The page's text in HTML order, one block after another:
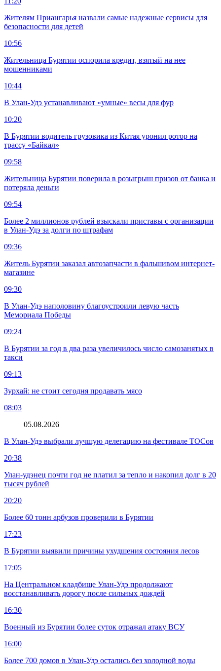
Жителям Приангарья назвали самые надежные сервисы для
безопасности для детей
10:56
Жительница Бурятии оспорила кредит, взятый на нее
мошенниками
10:44
В Улан-Удэ устанавливают «умные» весы для фур
10:20
В Бурятии водитель грузовика из Китая уронил ротор на
трассу «Байкал»
09:58
Жительница Бурятии поверила в розыгрыш призов от банка и
потеряла деньги
09:54
Более 2 миллионов рублей взыскали приставы с организации
в Улан-Удэ за долги по штрафам
09:36
Житель Бурятии заказал автозапчасти в фальшивом интернет-
магазине
09:30
В Улан-Удэ наполовину благоустроили левую часть
Мемориала Победы
09:24
В Бурятии за год в два раза увеличилось число самозанятых в
такси
09:13
Зурхай: не стоит сегодня продавать мясо
08:03
05.08.2026
В Улан-Удэ выбрали лучшую делегацию на фестивале ТОСов
20:38
Улан-удэнец почти год не платил за тепло и накопил долг в 20
тысяч рублей
20:20
Более 60 тонн арбузов проверили в Бурятии
17:23
В Бурятии выявили причины ухудшения состояния лесов
17:05
На Центральном кладбище Улан-Удэ продолжают
восстанавливать дорогу после сильных дождей
16:30
Военный из Бурятии более суток отражал атаку ВСУ
16:00
Более 700 домов в Улан-Удэ остались без холодной воды